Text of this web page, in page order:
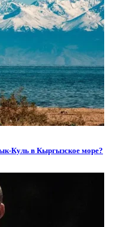
Куль в Кыргызское море?